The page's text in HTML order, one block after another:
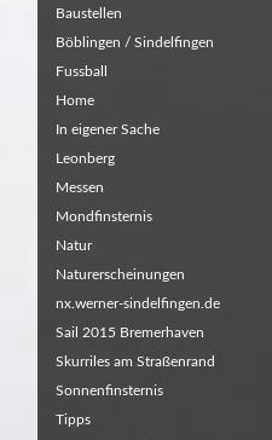
Baustellen
Böblingen / Sindelfingen
Fussball
Home
In eigener Sache
Leonberg
Messen
Mondfinsternis
Natur
Naturerscheinungen
nx.werner-sindelfingen.de
Sail 2015 Bremerhaven
Skurriles am Straßenrand
Sonnenfinsternis
Tipps